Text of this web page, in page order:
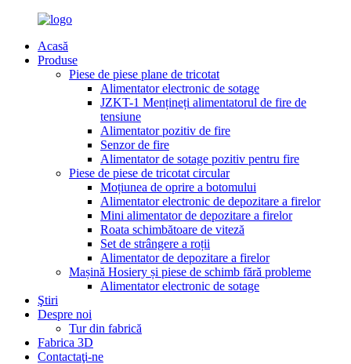
Acasă
Produse
Piese de piese plane de tricotat
Alimentator electronic de sotage
JZKT-1 Mențineți alimentatorul de fire de
tensiune
Alimentator pozitiv de fire
Senzor de fire
Alimentator de sotage pozitiv pentru fire
Piese de piese de tricotat circular
Moțiunea de oprire a botomului
Alimentator electronic de depozitare a firelor
Mini alimentator de depozitare a firelor
Roata schimbătoare de viteză
Set de strângere a roții
Alimentator de depozitare a firelor
Mașină Hosiery și piese de schimb fără probleme
Alimentator electronic de sotage
Ştiri
Despre noi
Tur din fabrică
Fabrica 3D
Contactaţi-ne